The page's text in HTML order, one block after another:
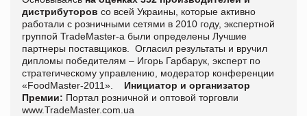
дистрибуторов со всей Украины, которые активно
работали с розничными сетями в 2010 году, экспертной
группой TradeMaster-а были определены Лучшие
партнеры поставщиков. Огласил результаты и вручил
дипломы победителям – Игорь Гарбарук, эксперт по
стратегическому управлению, модератор конференции
«FoodMaster-2011». Инициатор и организатор
Премии: Портал розничной и оптовой торговли
www.TradeMaster.com.ua